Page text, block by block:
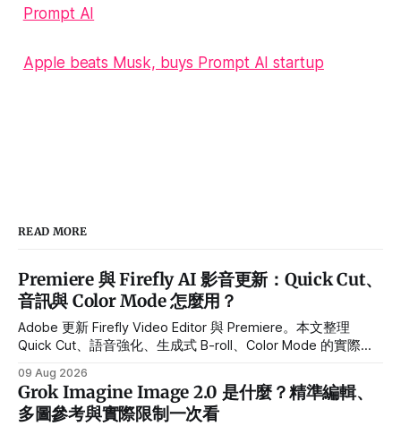
Prompt AI
Apple beats Musk, buys Prompt AI startup
READ MORE
Premiere 與 Firefly AI 影音更新：Quick Cut、
音訊與 Color Mode 怎麼用？
Adobe 更新 Firefly Video Editor 與 Premiere。本文整理
Quick Cut、語音強化、生成式 B-roll、Color Mode 的實際用
09 Aug 2026
Grok Imagine Image 2.0 是什麼？精準編輯、
多圖參考與實際限制一次看